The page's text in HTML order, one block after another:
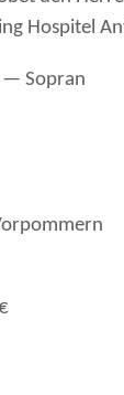
Hospitel
— Sopran